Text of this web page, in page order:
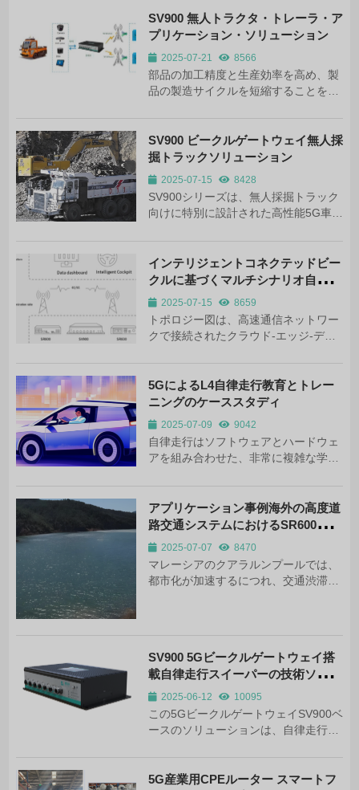
SV900 無人トラクタ・トレーラ・ア
プリケーション・ソリューション
2025-07-21 8566
部品の加工精度と生産効率を高め、製
品の製造サイクルを短縮することを目
然的なものとなりつつある。
SV900 ビークルゲートウェイ無人採
掘トラックソリューション
2025-07-15 8428
SV900シリーズは、無人採掘トラック
向けに特別に設計された高性能5G車載
通信技術と堅牢な設計が特徴です。こ
のゲ...
インテリジェントコネクテッドビー
クルに基づくマルチシナリオ自律走
行システムソリューション
2025-07-15 8659
トポロジー図は、高速通信ネットワー
クで接続されたクラウド-エッジ-デバ
カーのための包括的な自律走行ソリュ
ーションを示している。全体的なアー
5GによるL4自律走行教育とトレー
ニングのケーススタディ
2025-07-09 9042
自律走行はソフトウェアとハードウェ
アを組み合わせた、非常に複雑な学際
成され、機械学習、...
アプリケーション事例海外の高度道
路交通システムにおけるSR600産業
用4Gルーター
2025-07-07 8470
マレーシアのクアラルンプールでは、
都市化が加速するにつれ、交通渋滞の
画を開始した。
SV900 5Gビークルゲートウェイ搭
載自律走行スイーパーの技術ソリュ
ーション
2025-06-12 10095
この5GビークルゲートウェイSV900ベ
ースのソリューションは、自律走行ス
可能なモデルを確立します。-SV900を
5G産業用CPEルーター スマートフ